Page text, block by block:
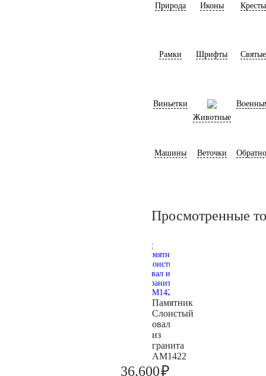
Природа Иконы Кресты
Рамки Шрифты Святые
Виньетки
Животные
Машины Веточки
Просмотренные
Памятник
Слоистый
овал
из
гранита
AM1422
36.600₽